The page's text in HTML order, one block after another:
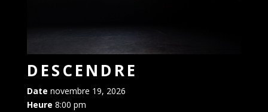
DESCENDRE
Date novembre 19, 2026
Heure 8:00 pm